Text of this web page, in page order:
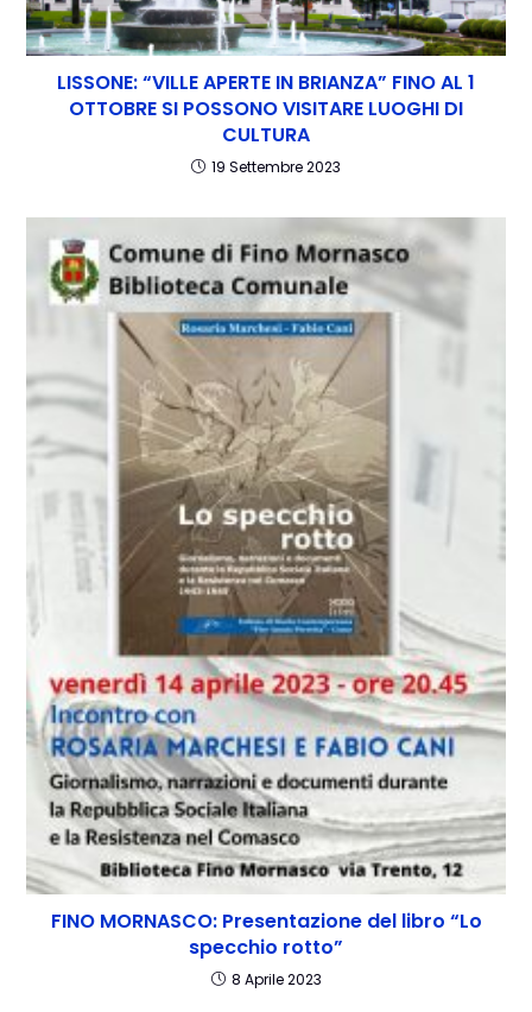
LISSONE: “VILLE APERTE IN BRIANZA” FINO AL 1
OTTOBRE SI POSSONO VISITARE LUOGHI DI
CULTURA
19 Settembre 2023
FINO MORNASCO: Presentazione del libro “Lo
specchio rotto”
8 Aprile 2023